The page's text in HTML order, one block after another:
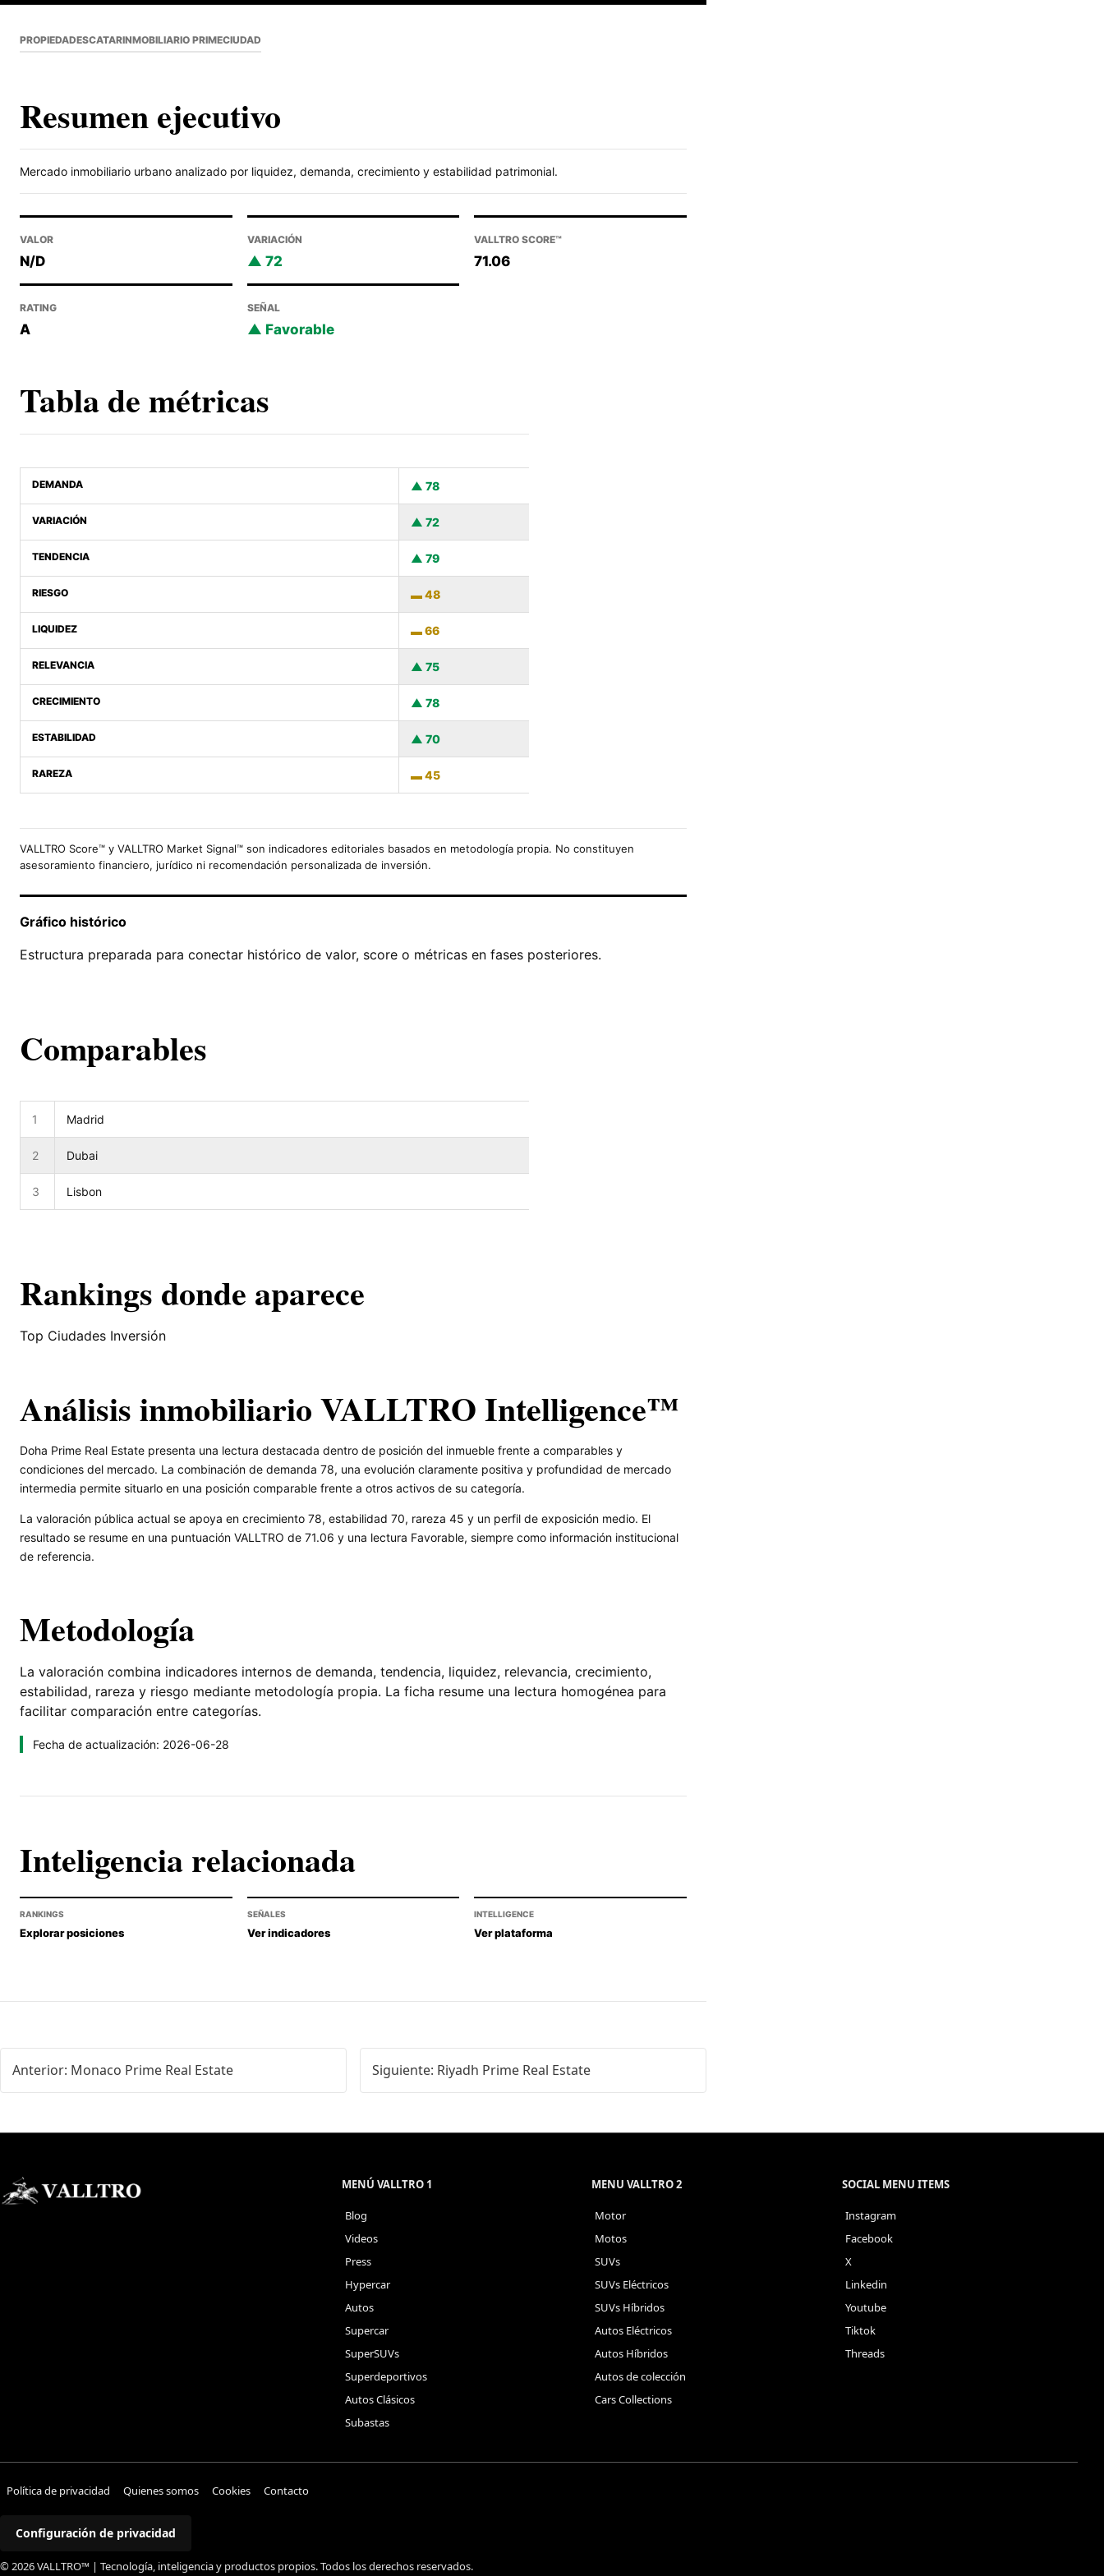
PROPIEDADESCATARINMOBILIARIO PRIMECIUDAD
Resumen ejecutivo
Mercado inmobiliario urbano analizado por liquidez, demanda, crecimiento y estabilidad patrimonial.
VALOR
N/D
VARIACIÓN
72
VALLTRO SCORE™
71.06
RATING
A
SEÑAL
Favorable
Tabla de métricas
DEMANDA 78
VARIACIÓN 72
TENDENCIA 79
RIESGO 48
LIQUIDEZ 66
RELEVANCIA 75
CRECIMIENTO 78
ESTABILIDAD 70
RAREZA 45
VALLTRO Score™ y VALLTRO Market Signal™ son indicadores editoriales basados en metodología propia. No constituyen
asesoramiento financiero, jurídico ni recomendación personalizada de inversión.
Gráfico histórico
Estructura preparada para conectar histórico de valor, score o métricas en fases posteriores.
Comparables
1 Madrid
2 Dubai
3 Lisbon
Rankings donde aparece
Top Ciudades Inversión
Análisis inmobiliario VALLTRO Intelligence™
Doha Prime Real Estate presenta una lectura destacada dentro de posición del inmueble frente a comparables y
condiciones del mercado. La combinación de demanda 78, una evolución claramente positiva y profundidad de mercado
intermedia permite situarlo en una posición comparable frente a otros activos de su categoría.
La valoración pública actual se apoya en crecimiento 78, estabilidad 70, rareza 45 y un perfil de exposición medio. El
resultado se resume en una puntuación VALLTRO de 71.06 y una lectura Favorable, siempre como información institucional
de referencia.
Metodología
La valoración combina indicadores internos de demanda, tendencia, liquidez, relevancia, crecimiento,
estabilidad, rareza y riesgo mediante metodología propia. La ficha resume una lectura homogénea para
facilitar comparación entre categorías.
Fecha de actualización: 2026-06-28
Inteligencia relacionada
RANKINGS
Explorar posiciones
SEÑALES
Ver indicadores
INTELLIGENCE
Ver plataforma
Anterior: Monaco Prime Real Estate Siguiente: Riyadh Prime Real Estate
MENÚ VALLTRO 1
Blog
Videos
Press
Hypercar
Autos
Supercar
SuperSUVs
Superdeportivos
Autos Clásicos
Subastas
MENU VALLTRO 2
Motor
Motos
SUVs
SUVs Eléctricos
SUVs Híbridos
Autos Eléctricos
Autos Híbridos
Autos de colección
Cars Collections
SOCIAL MENU ITEMS
Instagram
Facebook
X
Linkedin
Youtube
Tiktok
Threads
Política de privacidad Quienes somos Cookies Contacto
Configuración de privacidad
© 2026 VALLTRO™ | Tecnología, inteligencia y productos propios. Todos los derechos reservados.